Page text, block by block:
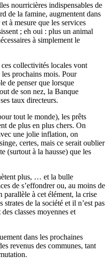
nourricières indispensables de
de la famine, augmentent dans
à mesure que les services
; eh oui : plus un animal
à simplement le
collectivités locales vont
prochains mois. Pour
de penser que lorsque
de son nez, la Banque
taux directeurs.
tout le monde), les prêts
de plus en plus chers. On
une jolie inflation, on
certes, mais ce serait oublier
(surtout à la hausse) que les
plus, … et la bulle
de s’effondrer ou, au moins de
parallèle à cet élément, la crise
de la société et il n’est pas
classes moyennes et
dans les prochaines
revenus des communes, tant